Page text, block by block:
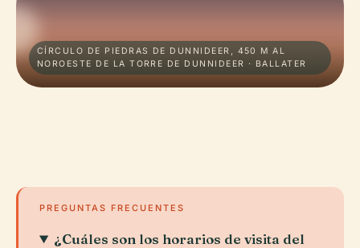
CÍRCULO DE PIEDRAS DE DUNNIDEER, 450 M AL
NOROESTE DE LA TORRE DE DUNNIDEER · BALLATER
PREGUNTAS FRECUENTES
¿Cuáles son los horarios de visita del